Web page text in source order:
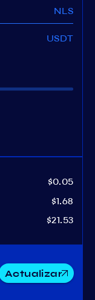
NLS
USDT
$0.05
$1.68
$21.53
Actualizar